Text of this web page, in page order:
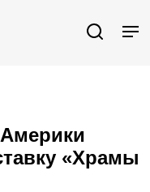
«Храмы